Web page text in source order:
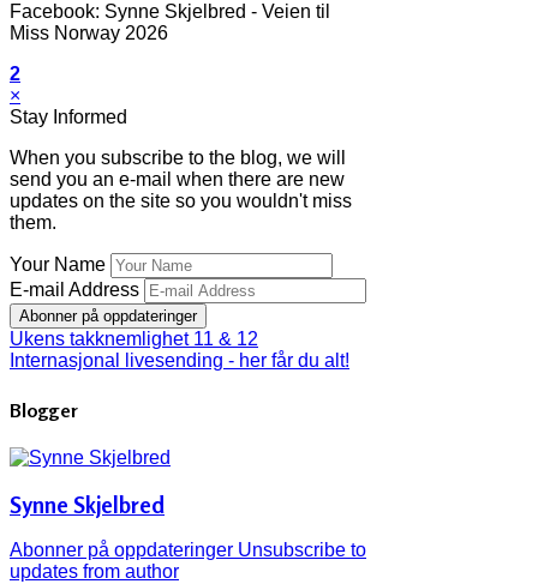
Facebook: Synne Skjelbred - Veien til
Miss Norway 2026
2
×
Stay Informed
When you subscribe to the blog, we will
send you an e-mail when there are new
updates on the site so you wouldn't miss
them.
Your Name
E-mail Address
Abonner på oppdateringer
Ukens takknemlighet 11 & 12
Internasjonal livesending - her får du alt!
Blogger
Synne Skjelbred
Abonner på oppdateringer Unsubscribe to
updates from author